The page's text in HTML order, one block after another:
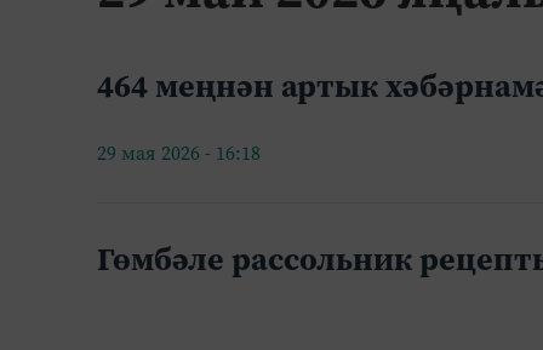
464 меңнән артык
29 мая 2026 - 16:18
Гөмбәле рассольник